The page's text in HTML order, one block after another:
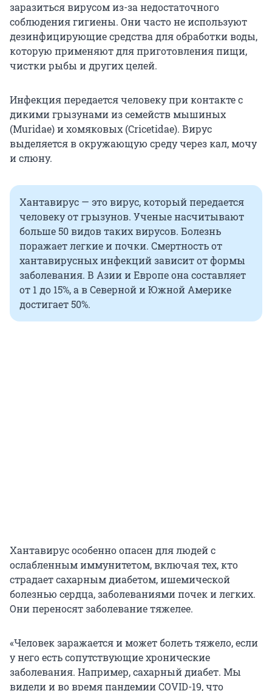
заразиться вирусом из-за недостаточного
соблюдения гигиены. Они часто не используют
дезинфицирующие средства для обработки воды,
которую применяют для приготовления пищи,
чистки рыбы и других целей.
Инфекция передается человеку при контакте с
дикими грызунами из семейств мышиных
(Muridae) и хомяковых (Cricetidae). Вирус
выделяется в окружающую среду через кал, мочу
и слюну.
Хантавирус — это вирус, который передается
человеку от грызунов. Ученые насчитывают
больше 50 видов таких вирусов. Болезнь
поражает легкие и почки. Смертность от
хантавирусных инфекций зависит от формы
заболевания. В Азии и Европе она составляет
от 1 до 15%, а в Северной и Южной Америке
достигает 50%.
Хантавирус особенно опасен для людей с
ослабленным иммунитетом, включая тех, кто
страдает сахарным диабетом, ишемической
болезнью сердца, заболеваниями почек и легких.
Они переносят заболевание тяжелее.
«Человек заражается и может болеть тяжело, если
у него есть сопутствующие хронические
заболевания. Например, сахарный диабет. Мы
видели и во время пандемии COVID-19, что